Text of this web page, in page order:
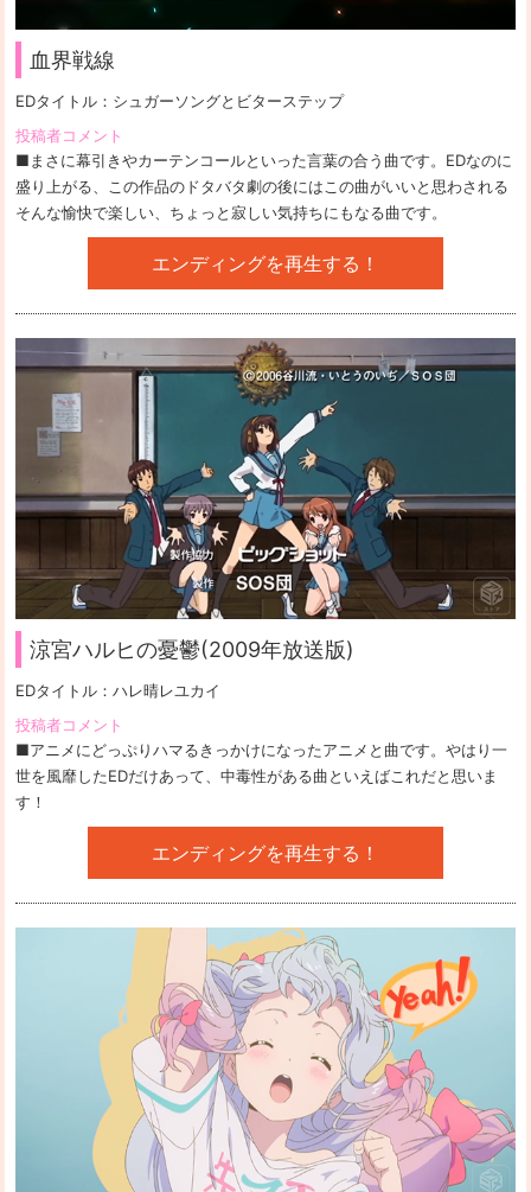
血界戦線
EDタイトル： シュガーソングとビターステップ
投稿者コメント
■まさに幕引きやカーテンコールといった言葉の合う曲です。EDなのに
盛り上がる、この作品のドタバタ劇の後にはこの曲がいいと思わされる
そんな愉快で楽しい、ちょっと寂しい気持ちにもなる曲です。
エンディングを再生する！
涼宮ハルヒの憂鬱(2009年放送版)
EDタイトル：ハレ晴レユカイ
投稿者コメント
■アニメにどっぷりハマるきっかけになったアニメと曲です。やはり一
世を風靡したEDだけあって、中毒性がある曲といえばこれだと思いま
す！
エンディングを再生する！